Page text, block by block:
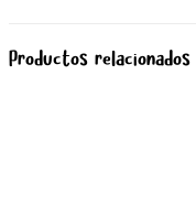
Productos relacionados